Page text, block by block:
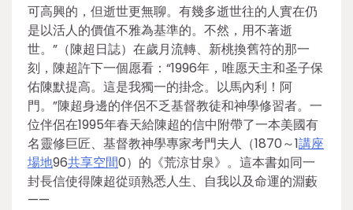
可高興的，但逝世更無聊。有幾多逝世往的人實在仍
是以活人的價值不雅為基準的。不然，用不著逝
世。”（陳超日誌）在歲月流轉、新桃換舊符的那一
刻，陳超許下一個愿看：“1996年，唯愿天主和圣子保
佑陳默提高。這是我獨一的掛念。以馬內利！阿
門。”陳超身邊的伴侶不乏基督教徒和神學修習者。一
位伴侶在1995年春天給陳超的信中附帶了一本美國有
名靈修巨匠、基督教神學專家考門夫人（1870～1講座
場地96共享空間0）的《荒涼甘泉》。這本書如同一
封長信使得陳超從頭熟悉人生、自我以及命運的淵藪
——